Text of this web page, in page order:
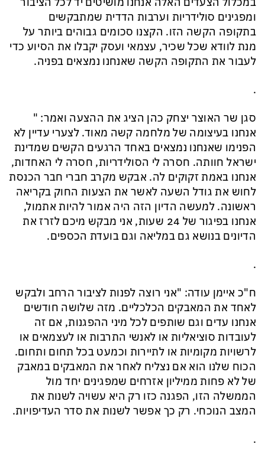
ומפגינים סולידריות וערבות הדדית שמתבקשים
בתקופה הקשה הזו. הקצנו סכומים גבוהים ביותר על
מנת לוודא שכל שכיר, עצמאי ועסק יקבלו את הסיוע כדי
לעבור את התקופה הקשה שאנחנו נמצאים בפניה.
.
סגן שר האוצר יצחק כהן הציג את ההצעה ואמר: "
אנחנו בעיצומה של מלחמה קשה מאוד. לצערי עדיין לא
הפנימו שאנחנו נמצאים באחד הרגעים הקשים שמדינת
ישראל חוותה. חסרה לי הסולידריות, חסרה לי האחדות,
אנחנו באמת זקוקים לה. אבקש מקרב חברי חבר הכנסת
לחוש את גודל השעה לאשר את הצעות החוק בקריאה
ראשונה. למעשה הדיון הזה היה אמור להיות אתמול,
אנחנו בפיגור של 24 שעות, אני מבקש מיכם לזרז את
הדיונים בנושא גם במליאה וגם בועדת הכספים.
.
ח"כ איימן עודה: "אני רוצה לפנות לציבור הרחב ולבקש
לאחד את המאבקים הכלכליים. מזה שלושה חודשים
אנחנו עדים וגם שותפים לכל מיני ההפגנות, אם זה
לעובדות סוציאליות או לאנשי התרבות או לעצמאים או
לרשויות מקומיות או לתיירות וכמעט בכל תחום ותחום.
הכוח שלנו הוא אם נצליח לאחר את המאבקים במאבק
של לא פחות ממיליון אזרחים שמפגינים יחד מול
הממשלה הזו, הפגנה כזו רק היא עשויה לשנות את
המצב הנוכחי. רק כך אפשר לשנות את סדר העדיפויות.
.